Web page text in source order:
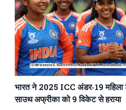
भारत ने 2025 ICC अंडर‑19 महिला
साउथ अफ्रीका को 9 विकेट से हराया